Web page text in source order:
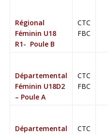
Régional
Féminin U18
R1- Poule B
CTC
FBC
Départemental
Féminin U18D2
– Poule A
CTC
FBC
Départemental
CTC